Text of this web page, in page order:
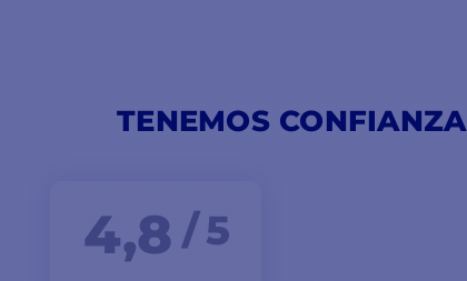
TENEMOS CONFIANZA
4,8 / 5